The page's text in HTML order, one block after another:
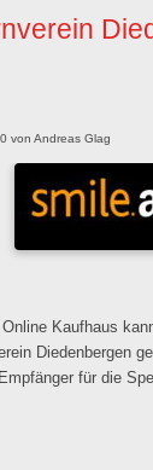
von Andreas Glag
Kaufhaus
Diedenbergen
für die